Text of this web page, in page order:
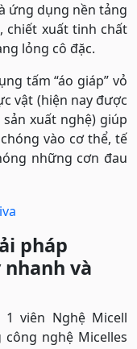
ứng dụng nền tảng
chiết xuất tinh chất
lỏng cô đặc.
tấm “áo giáp” vỏ
vật (hiện nay được
xuất nghệ) giúp
vào cơ thể, tế
những cơn đau
pháp
và
viên Nghệ Micell
nghệ Micelles